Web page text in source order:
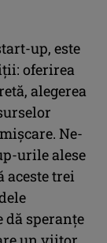
up, este
oferirea
alegerea
Ne-
urile alese
aceste trei
dă speranţe